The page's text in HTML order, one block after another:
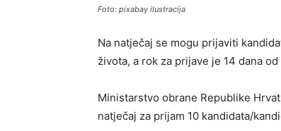
Foto: pixabay ilustracija
Na natječaj se mogu prijaviti
života, a rok za prijave je 14 dana
Ministarstvo obrane Republike
natječaj za prijam 10 kandidata/